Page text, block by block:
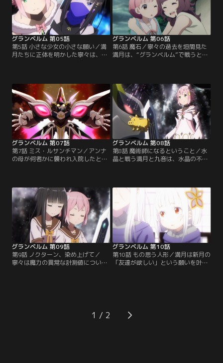
乗せた車が通りかかるのだった…。
【提供：バンダイチャンネル】
たちに迫っていた…。【提供：バン
ダイチャンネル】
グランベルム 第05話
第5話 小さな少女の小さな願い／満
月たちに正体を明かした寧々は、
正々堂々勝負することを約束する。
グァンロンの対処に向かい、残った
新月はアンナを引きつける事にな
る。ビームをかわしながら進む満月
たちは、ついにジーグァンロンを発
見したのだが…！？【提供：バンダ
イチャンネル】
グランベルム 第06話
第6話 魔石／寧々の過去を垣間見た
満月は、“グランベルム”で戦うとい
フーゴ家に伝わる強力な魔石「フー
ゴの魔石」を持ち出そうとする。そ
んなアンナを見限ってか、水晶はフ
ーゴ家を後にするのだった…。【提
供：バンダイチャンネル】
グランベルム 第07話
第7話 ミス・ルサンチマン／アンナ
の母が何者かに襲われ入院したと聞
を倒す決意をする。そして月が昇
り、次の“グランベルム”が始まる。
新月は、「フーゴの魔石」の凄まじ
い魔力に強化されたアンナに戦いを
挑むのだった…。【提供：バンダイ
チャンネル】
グランベルム 第08話
第8話 魔術師になるということ／水
晶と戦う満月と九音は、水晶の不気
づき、家を訪ねる。昨夜の戦いを振
り返るも、寧々からアンナについて
の記憶が消えてしまっていた。違和
感を覚えた新月たちは急いでフーゴ
家に向かうのだが…。【提供：バン
ダイチャンネル】
グランベルム 第09話
第9話 ノクターン、染め上げて／
寧々は魔力の異常な計測値について
こにいたのは、姉に呪いをかけた張
本人の水晶だった…。【提供：バン
グランベルム 第10話
第10話 もの思う人形／満月は新月の
「友達が欲しい」という願いを叶え
が、一瞬の隙をついて水晶が反撃を
しかけるのだった…。【提供：バン
1